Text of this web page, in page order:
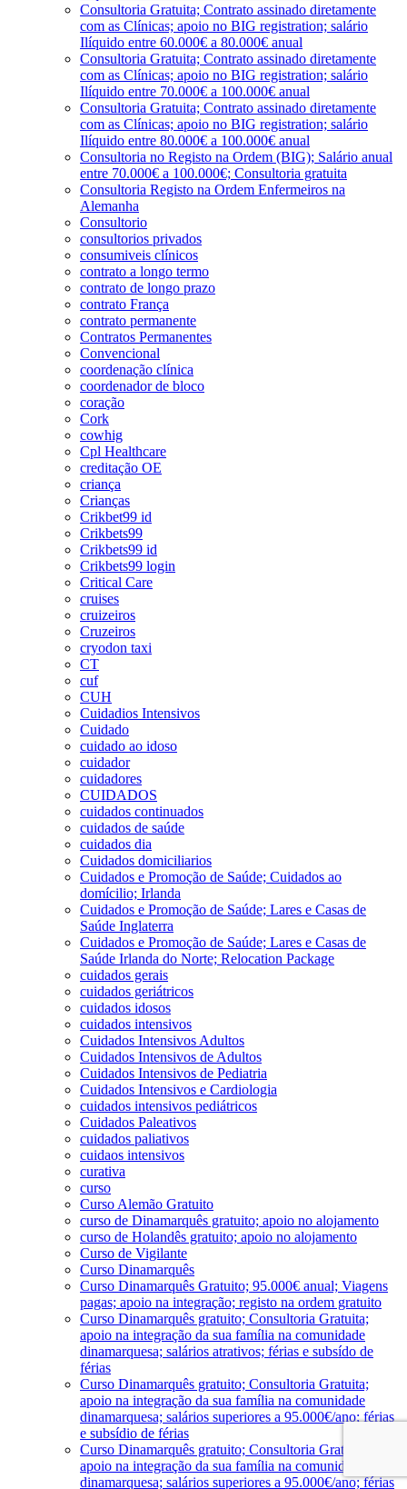
Consultoria Gratuita; Contrato assinado diretamente
com as Clínicas; apoio no BIG registration; salário
Ilíquido entre 60.000€ a 80.000€ anual
Consultoria Gratuita; Contrato assinado diretamente
com as Clínicas; apoio no BIG registration; salário
Ilíquido entre 70.000€ a 100.000€ anual
Consultoria Gratuita; Contrato assinado diretamente
com as Clínicas; apoio no BIG registration; salário
Ilíquido entre 80.000€ a 100.000€ anual
Consultoria no Registo na Ordem (BIG); Salário anual
entre 70.000€ a 100.000€; Consultoria gratuita
Consultoria Registo na Ordem Enfermeiros na
Alemanha
Consultorio
consultorios privados
consumiveis clínicos
contrato a longo termo
contrato de longo prazo
contrato França
contrato permanente
Contratos Permanentes
Convencional
coordenação clínica
coordenador de bloco
coração
Cork
cowhig
Cpl Healthcare
creditação OE
criança
Crianças
Crikbet99 id
Crikbets99
Crikbets99 id
Crikbets99 login
Critical Care
cruises
cruizeiros
Cruzeiros
cryodon taxi
CT
cuf
CUH
Cuidadios Intensivos
Cuidado
cuidado ao idoso
cuidador
cuidadores
CUIDADOS
cuidados continuados
cuidados de saúde
cuidados dia
Cuidados domiciliarios
Cuidados e Promoção de Saúde; Cuidados ao
domícilio; Irlanda
Cuidados e Promoção de Saúde; Lares e Casas de
Saúde Inglaterra
Cuidados e Promoção de Saúde; Lares e Casas de
Saúde Irlanda do Norte; Relocation Package
cuidados gerais
cuidados geriátricos
cuidados idosos
cuidados intensivos
Cuidados Intensivos Adultos
Cuidados Intensivos de Adultos
Cuidados Intensivos de Pediatria
Cuidados Intensivos e Cardiologia
cuidados intensivos pediátricos
Cuidados Paleativos
cuidados paliativos
cuidaos intensivos
curativa
curso
Curso Alemão Gratuito
curso de Dinamarquês gratuito; apoio no alojamento
curso de Holandês gratuito; apoio no alojamento
Curso de Vigilante
Curso Dinamarquês
Curso Dinamarquês Gratuito; 95.000€ anual; Viagens
pagas; apoio na integração; registo na ordem gratuito
Curso Dinamarquês gratuito; Consultoria Gratuita;
apoio na integração da sua família na comunidade
dinamarquesa; salários atrativos; férias e subsído de
férias
Curso Dinamarquês gratuito; Consultoria Gratuita;
apoio na integração da sua família na comunidade
dinamarquesa; salários superiores a 95.000€/ano; férias
e subsídio de férias
Curso Dinamarquês gratuito; Consultoria Gratuita;
apoio na integração da sua família na comunidade
dinamarquesa; salários superiores a 95.000€/ano; férias